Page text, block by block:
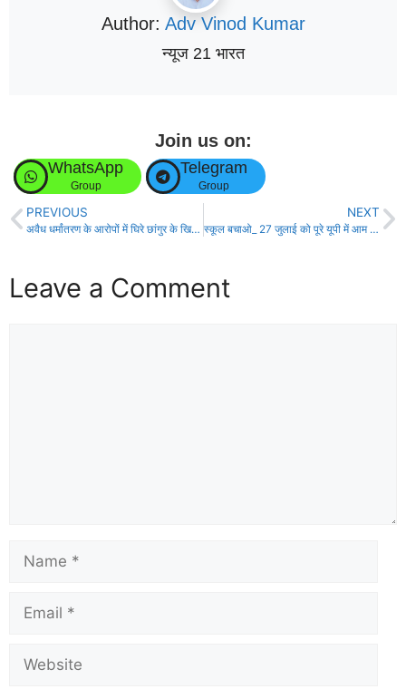
Author: Adv Vinod Kumar
न्यूज 21 भारत
Join us on:
WhatsApp
Group
Telegram
Group
PREVIOUS
अवैध धर्मांतरण के आरोपों में घिरे छांगुर के खिलाफ जांच का दायरा बढ़ा, प्रदेश के 351 उपनिबंधक कार्यालयों को किया गया अलर्ट
NEXT
स्कूल बचाओ_ 27 जुलाई को पूरे यूपी में आम आदमी पार्टी चलाएगी ढपोरशंखों को जगाओ, शंख बजाओ अभियान: संजय सिंह
Leave a Comment